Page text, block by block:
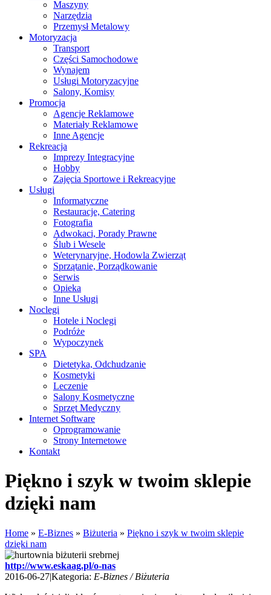
Maszyny
Narzędzia
Przemysł Metalowy
Motoryzacja
Transport
Części Samochodowe
Wynajem
Usługi Motoryzacyjne
Salony, Komisy
Promocja
Agencje Reklamowe
Materiały Reklamowe
Inne Agencje
Rekreacja
Imprezy Integracyjne
Hobby
Zajęcia Sportowe i Rekreacyjne
Usługi
Informatyczne
Restauracje, Catering
Fotografia
Adwokaci, Porady Prawne
Ślub i Wesele
Weterynaryjne, Hodowla Zwierząt
Sprzątanie, Porządkowanie
Serwis
Opieka
Inne Usługi
Noclegi
Hotele i Noclegi
Podróże
Wypoczynek
SPA
Dietetyka, Odchudzanie
Kosmetyki
Leczenie
Salony Kosmetyczne
Sprzęt Medyczny
Internet Software
Oprogramowanie
Strony Internetowe
Kontakt
Piękno i szyk w twoim sklepie
dzięki nam
Home » E-Biznes » Biżuteria » Piękno i szyk w twoim sklepie
dzięki nam
http://www.eskaag.pl/o-nas
2016-06-27|Kategoria: E-Biznes / Biżuteria